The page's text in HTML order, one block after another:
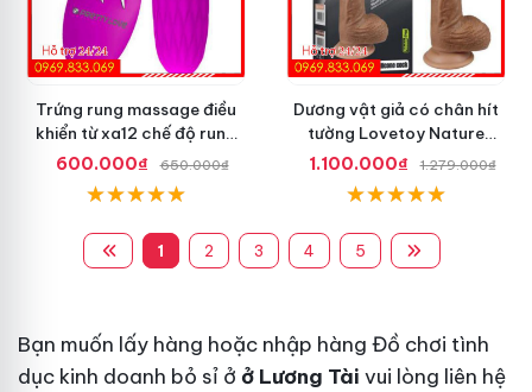
Trứng rung massage điều
khiển từ xa12 chế độ rung
Pretty Love
600.000₫ 650.000₫
Dương vật giả có chân hít
tường Lovetoy Nature
Cock dài 8.5 inch
1.100.000₫ 1.279.000₫
1 2 3 4 5
Bạn muốn lấy hàng hoặc nhập hàng Đồ chơi tình
dục kinh doanh bỏ sỉ ở ở Lương Tài vui lòng liên hệ